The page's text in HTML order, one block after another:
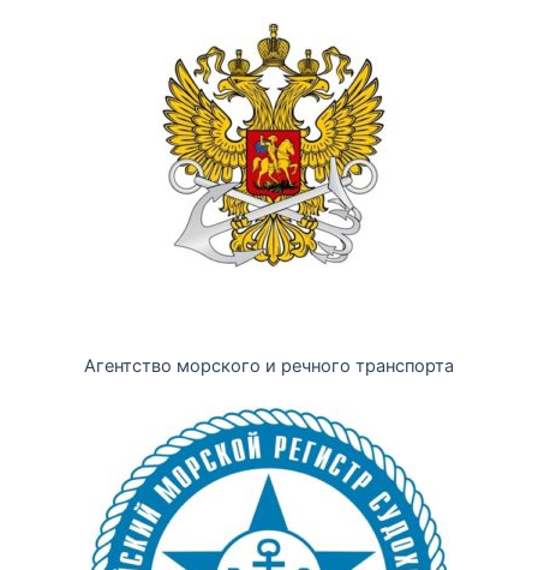
Агентство морского и речного транспорта